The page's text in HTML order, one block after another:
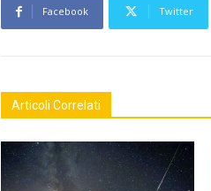
Facebook Twitter
Articoli Correlati